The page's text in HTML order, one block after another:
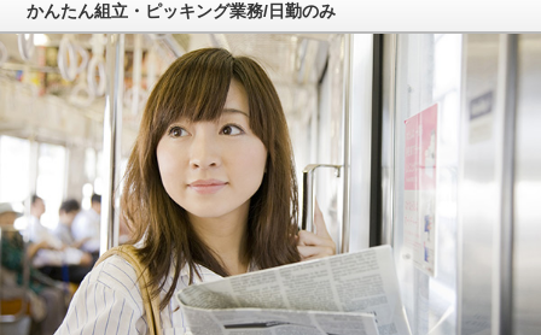
かんたん組立・ピッキング業務/日勤のみ